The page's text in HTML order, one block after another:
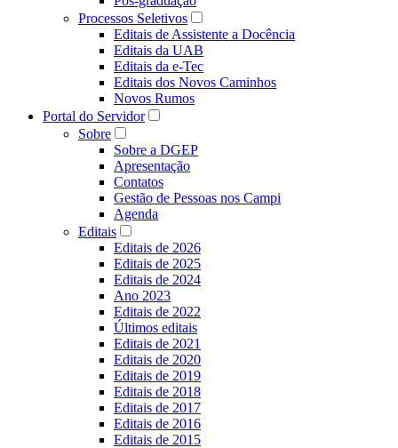
Processos Seletivos
Editais de Assistente a Docência
Editais da UAB
Editais da e-Tec
Editais dos Novos Caminhos
Novos Rumos
Portal do Servidor
Sobre
Sobre a DGEP
Apresentação
Contatos
Gestão de Pessoas nos Campi
Agenda
Editais
Editais de 2026
Editais de 2025
Editais de 2024
Ano 2023
Editais de 2022
Últimos editais
Editais de 2021
Editais de 2020
Editais de 2019
Editais de 2018
Editais de 2017
Editais de 2016
Editais de 2015